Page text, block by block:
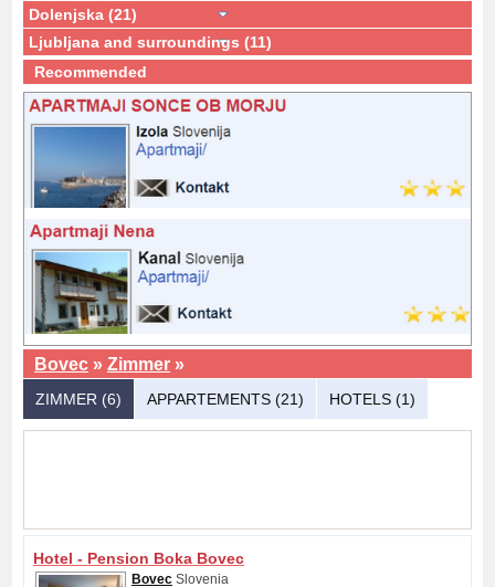
Dolenjska (21)
Ljubljana and surroundings (11)
Recommended
Bovec » Zimmer »
ZIMMER (6) APPARTEMENTS (21) HOTELS (1)
Hotel - Pension Boka Bovec
Bovec Slovenia